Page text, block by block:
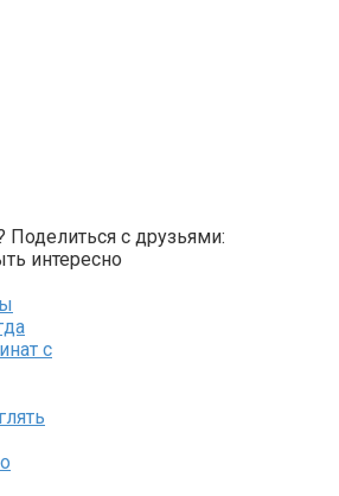
Поделиться с друзьями:
интересно